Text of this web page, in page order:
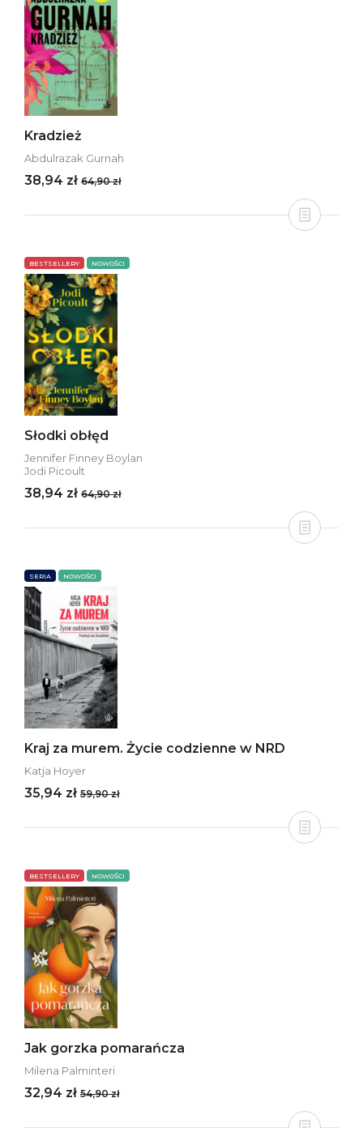
Kradzież
Abdulrazak Gurnah
38,94 zł 64,90 zł
BESTSELLERY NOWOŚCI
Słodki obłęd
Jennifer Finney Boylan
Jodi Picoult
38,94 zł 64,90 zł
SERIA NOWOŚCI
Kraj za murem. Życie codzienne w NRD
Katja Hoyer
35,94 zł 59,90 zł
BESTSELLERY NOWOŚCI
Jak gorzka pomarańcza
Milena Palminteri
32,94 zł 54,90 zł